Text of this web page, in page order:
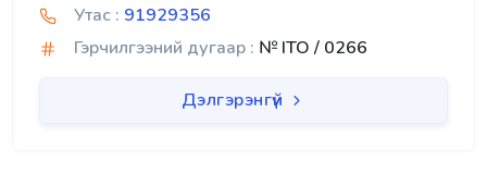
Утас : 91929356
Гэрчилгээний дугаар : № ITO / 0266
Дэлгэрэнгүй